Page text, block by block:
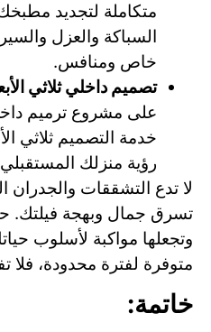
متكاملة لتجديد
السباكة والعزل
خاص ومنافس.
تصميم داخلي ثلاثي
على مشروع ترميم
خدمة التصميم ثلاثي
رؤية منزلك
لا تدع التشققات والجدران
تسرق جمال وبهجة فيلتك.
وتجعلها مواكبة لأسلوب
متوفرة لفترة محدودة، فلا
خاتمة: